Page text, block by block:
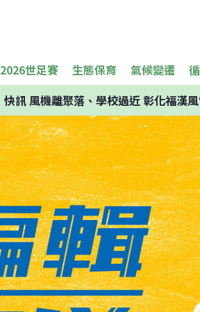
2026世足賽 生態保育 氣候變遷
快訊風機離聚落、學校過近 彰化福漢